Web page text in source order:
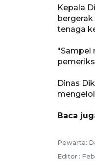
Kepala
tenaga
"Sampel
Dinas
Baca
Pewarta:
Editor :